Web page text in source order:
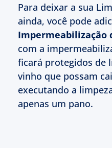
Para deixar a sua
ainda, você pode
Impermeabilização
com a
ficará protegidos de
vinho que possam
executando a
apenas um pano.